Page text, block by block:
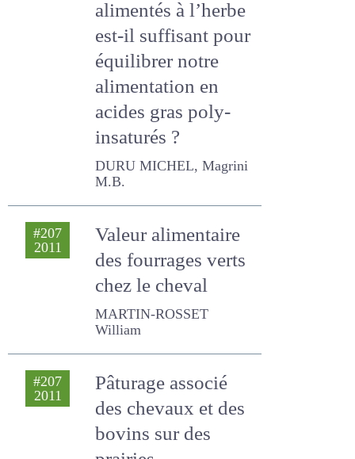
Consommer des
produits dont les
animaux ont été
alimentés à l’herbe
est-il suffisant
pour équilibrer
notre alimentation
poly-insaturés ?
DURU MICHEL, Magrini M.B.
Valeur alimentaire
des fourrages
verts chez le
cheval
MARTIN-ROSSET William